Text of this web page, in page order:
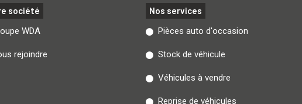
société
WDA
rejoindre
Nos services
Pièces auto d'occasion
Stock de véhicule
Véhicules à vendre
Reprise de véhicules